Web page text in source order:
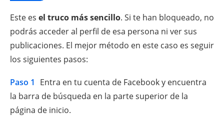
Este es el truco más sencillo. Si te han bloqueado, no
podrás acceder al perfil de esa persona ni ver sus
publicaciones. El mejor método en este caso es seguir
los siguientes pasos:
Paso 1 Entra en tu cuenta de Facebook y encuentra
la barra de búsqueda en la parte superior de la
página de inicio.